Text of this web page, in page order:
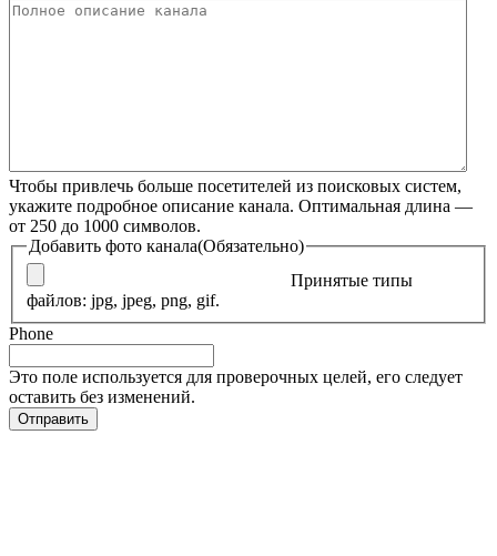
Чтобы привлечь больше посетителей из поисковых систем,
укажите подробное описание канала. Оптимальная длина —
от 250 до 1000 символов.
Добавить фото канала(Обязательно)
Принятые типы
файлов: jpg, jpeg, png, gif.
Phone
Это поле используется для проверочных целей, его следует
оставить без изменений.